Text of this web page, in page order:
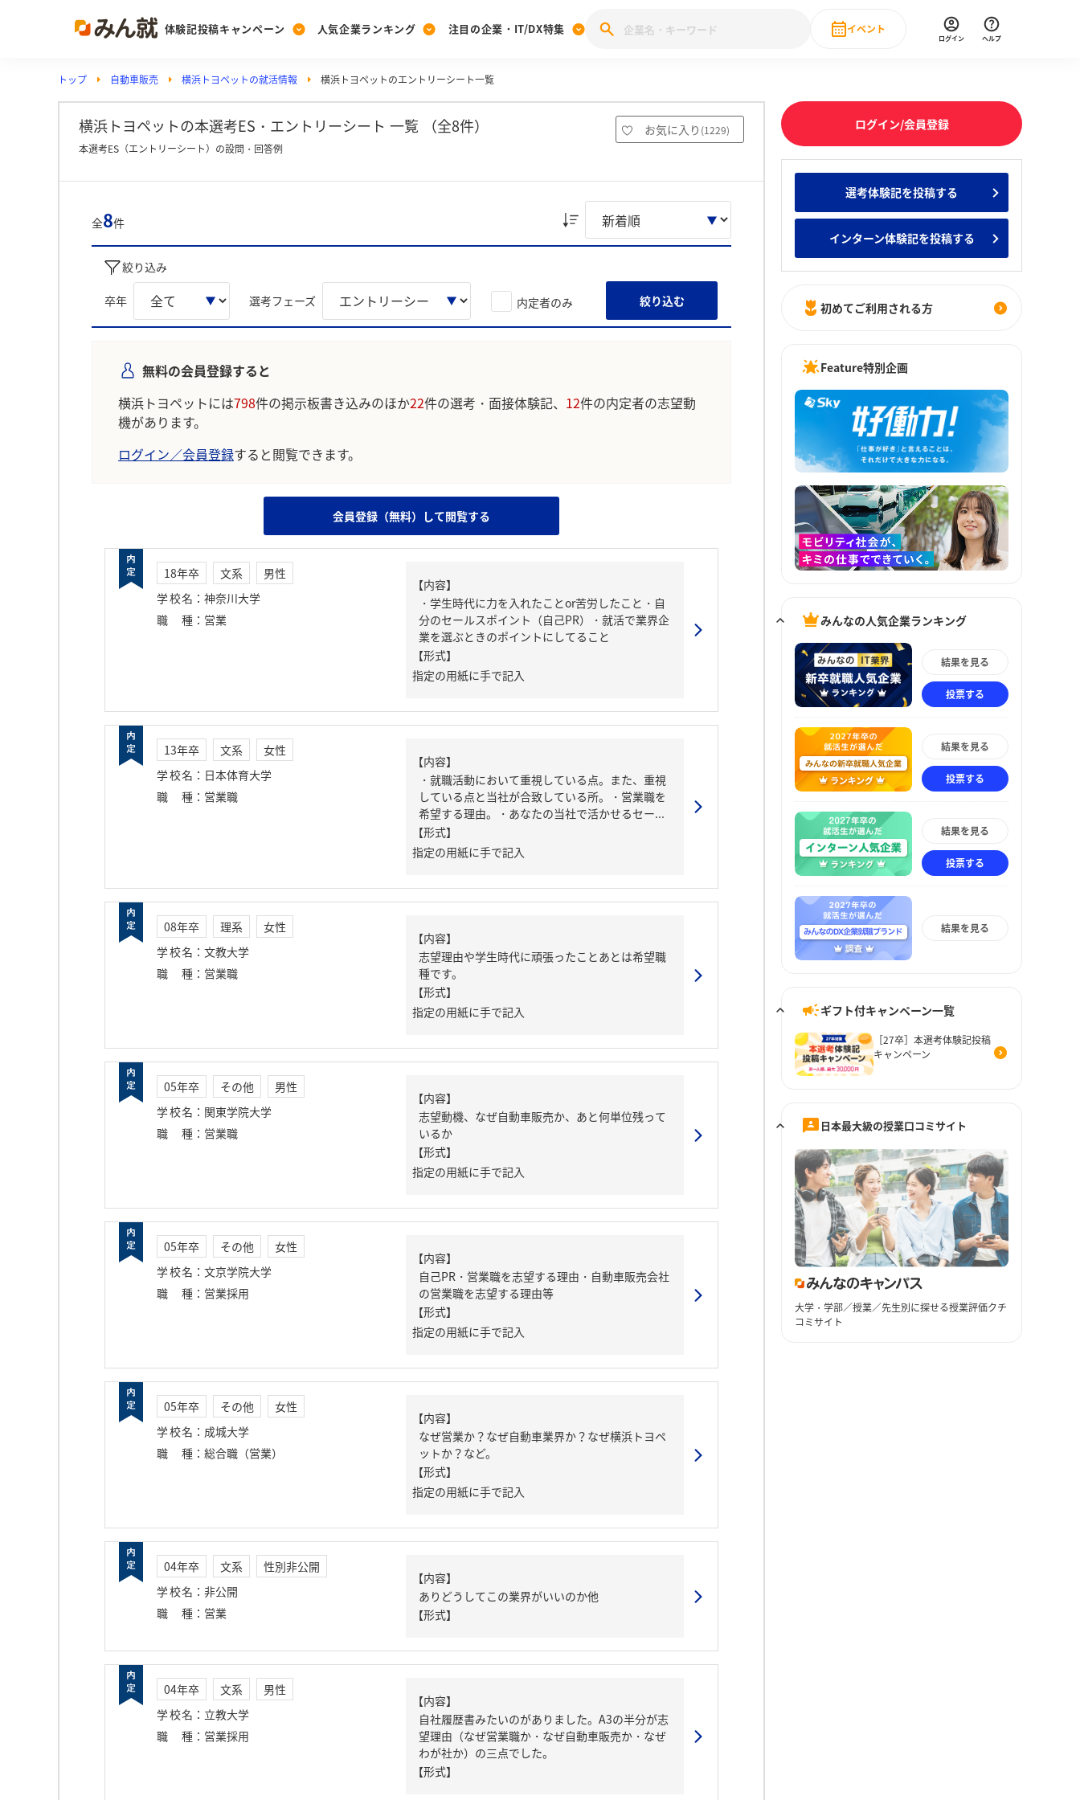
体験記投稿キャンペーン
Post
投稿する
[27卒] 本選考体験記投稿キャンペーン
人気企業ランキング
Ranking
ランキングを見る
みんなのDX企業就職ブランド調査
Vote みんなの新卒就職人気企業ランキング みんなのインターン人気企業ランキ
注目の企業・IT/DX特集
PickUp
注目の企業特集
28卒 IT・DX現場社員インタビュー
イベント
直近のイベント一覧
ログイン ヘルプ
トップ 自動車販売 横浜トヨペットの就活情報 横浜トヨペットのエントリーシート一覧
横浜トヨペットの本選考ES・エントリーシート 一覧 （全8件） お気に入り (1229)
本選考ES（エントリーシート）の設問・回答例
全8件
絞り込み
卒年 選考フェーズ 内定者のみ 絞り込む
無料の会員登録すると
横浜トヨペットには798件の掲示板書き込みのほか22件の選考・面接体験記、 12件の内定者の志望動
機があります。
ログイン／会員登録すると閲覧できます。
会員登録（無料）して閲覧する
18年卒 文系
男性
学校名 ： 神奈川大学
職種 ： 営業
【内容】
・学生時代に力を入れたことor苦労したこと・自
分のセールスポイント（自己PR）・就活で業界企
業を選ぶときのポイントにしてること
【形式】
指定の用紙に手で記入
13年卒 文系
女性
学校名 ： 日本体育大学
職種 ： 営業職
【内容】
・就職活動において重視している点。また、重視
している点と当社が合致している所。・営業職を
希望する理由。・あなたの当社で活かせるセー...
【形式】
指定の用紙に手で記入
08年卒 理系
女性
学校名 ： 文教大学
職種 ： 営業職
【内容】
志望理由や学生時代に頑張ったことあとは希望職
種です。
【形式】
指定の用紙に手で記入
05年卒 その他
男性
学校名 ： 関東学院大学
職種 ： 営業職
【内容】
志望動機、なぜ自動車販売か、あと何単位残って
いるか
【形式】
指定の用紙に手で記入
05年卒 その他
女性
学校名 ： 文京学院大学
職種 ： 営業採用
【内容】
自己PR・営業職を志望する理由・自動車販売会社
の営業職を志望する理由等
【形式】
指定の用紙に手で記入
05年卒 その他
女性
学校名 ： 成城大学
職種 ： 総合職（営業）
【内容】
なぜ営業か？なぜ自動車業界か？なぜ横浜トヨペ
ットか？など。
【形式】
指定の用紙に手で記入
04年卒 文系
性別非公開
学校名 ： 非公開
職種 ： 営業
【内容】
ありどうしてこの業界がいいのか他
【形式】
04年卒 文系
男性
学校名 ： 立教大学
職種 ： 営業採用
【内容】
自社履歴書みたいのがありました。A3の半分が志
望理由（なぜ営業職か・なぜ自動車販売か・なぜ
わが社か）の三点でした。
【形式】
ログイン/会員登録
選考体験記を投稿する
インターン体験記を投稿する
初めてご利用される方
Feature特別企画
みんなの人気企業ランキング
結果を見る
投票する
結果を見る
投票する
結果を見る
投票する
結果を見る
ギフト付キャンペーン一覧
［27卒］本選考体験記投稿
キャンペーン
日本最大級の授業口コミサイト
大学・学部／授業／先生別に探せる授業評価クチ
コミサイト